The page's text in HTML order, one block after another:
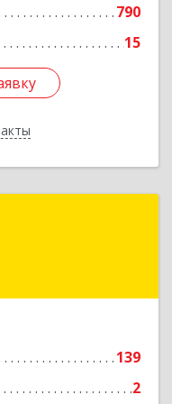
790
15
139
2
г, Суворова ул,